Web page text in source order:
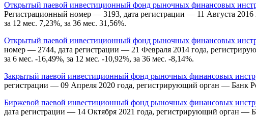
Открытый паевой инвестиционный фонд рыночных финансовых
Регистрационный номер — 3193, дата регистрации — 11 Августа 2016
за 12 мес. 7,23%, за 36 мес. 31,56%.
Открытый паевой инвестиционный фонд рыночных финансовых
номер — 2744, дата регистрации — 21 Февраля 2014 года,
за 6 мес. -16,49%, за 12 мес. -10,92%, за 36 мес. -8,14%.
Закрытый паевой инвестиционный фонд рыночных финансовых
регистрации — 09 Апреля 2020 года, регистрирующий орган — Банк
Биржевой паевой инвестиционный фонд рыночных финансовых
дата регистрации — 14 Октября 2021 года, регистрирующий орган —